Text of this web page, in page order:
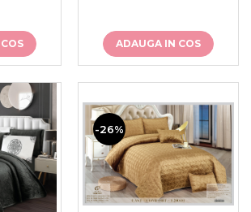
ADAUGA IN COS
-26%